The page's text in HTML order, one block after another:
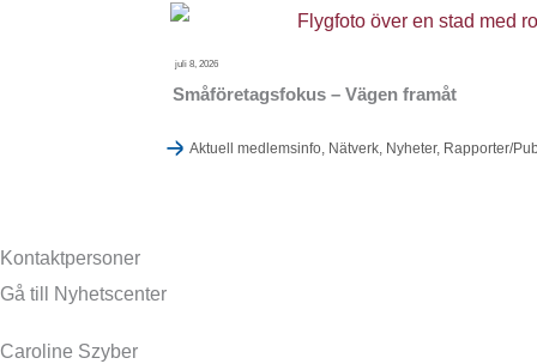
juli 8, 2026
Småföretagsfokus – Vägen framåt
Aktuell medlemsinfo, Nätverk, Nyheter, Rapporter/
Kontaktpersoner
Gå till Nyhetscenter
Caroline Szyber